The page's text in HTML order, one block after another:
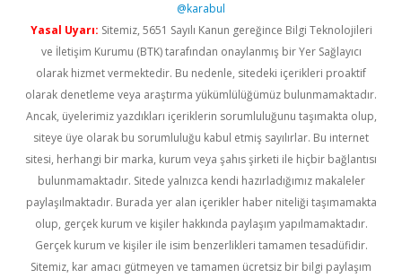
@karabul
Yasal Uyarı: Sitemiz, 5651 Sayılı Kanun gereğince Bilgi Teknolojileri
ve İletişim Kurumu (BTK) tarafından onaylanmış bir Yer Sağlayıcı
olarak hizmet vermektedir. Bu nedenle, sitedeki içerikleri proaktif
olarak denetleme veya araştırma yükümlülüğümüz bulunmamaktadır.
Ancak, üyelerimiz yazdıkları içeriklerin sorumluluğunu taşımakta olup,
siteye üye olarak bu sorumluluğu kabul etmiş sayılırlar. Bu internet
sitesi, herhangi bir marka, kurum veya şahıs şirketi ile hiçbir bağlantısı
bulunmamaktadır. Sitede yalnızca kendi hazırladığımız makaleler
paylaşılmaktadır. Burada yer alan içerikler haber niteliği taşımamakta
olup, gerçek kurum ve kişiler hakkında paylaşım yapılmamaktadır.
Gerçek kurum ve kişiler ile isim benzerlikleri tamamen tesadüfidir.
Sitemiz, kar amacı gütmeyen ve tamamen ücretsiz bir bilgi paylaşım